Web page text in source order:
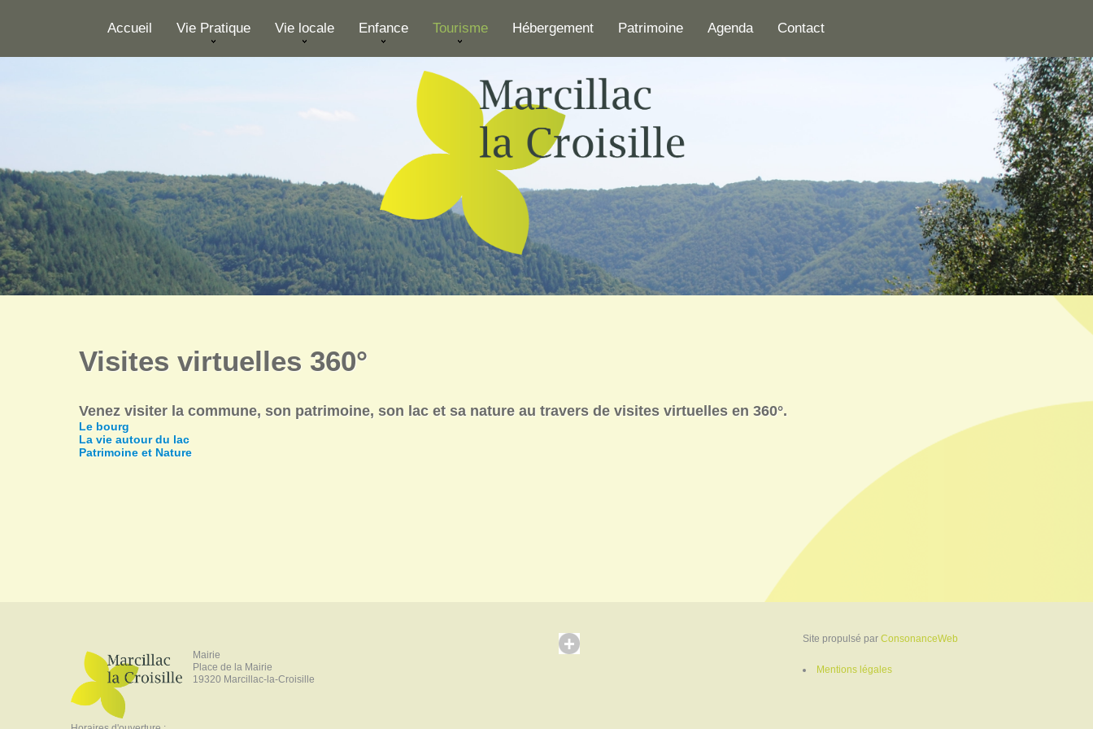
Accueil Vie Pratique Vie locale Enfance Tourisme Hébergement Patrimoine Agenda Contact
Visites virtuelles 360°
Venez visiter la commune, son patrimoine, son lac et sa nature au travers de visites virtuelles en 360°.
Le bourg
La vie autour du lac
Patrimoine et Nature
Mairie
Place de la Mairie
19320 Marcillac-la-Croisille
Site propulsé par ConsonanceWeb
Mentions légales